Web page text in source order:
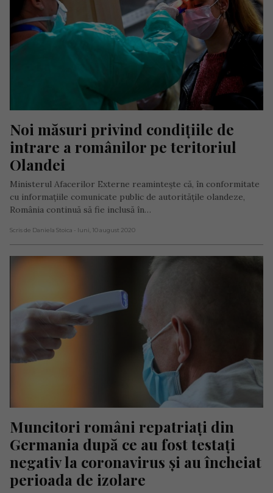
Noi măsuri privind condițiile de
intrare a românilor pe teritoriul
Olandei
Ministerul Afacerilor Externe reamintește că, în conformitate
cu informațiile comunicate public de autoritățile olandeze,
România continuă să fie inclusă în…
Scris de Daniela Stoica - luni, 10 august 2020
Muncitori români repatriați din
Germania după ce au fost testați
negativ la coronavirus și au încheiat
perioada de izolare